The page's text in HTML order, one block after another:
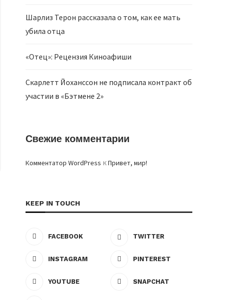
Шарлиз Терон рассказала о том, как ее мать
убила отца
«Отец»: Рецензия Киноафиши
Скарлетт Йоханссон не подписала контракт об
участии в «Бэтмене 2»
Свежие комментарии
Комментатор WordPress кПривет, мир!
KEEP IN TOUCH
FACEBOOK TWITTER
INSTAGRAM PINTEREST
YOUTUBE SNAPCHAT